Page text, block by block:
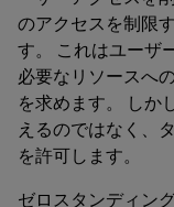
のアクセスを制限
す。 これはユーザ
必要なリソースへ
を求めます。 しか
えるのではなく、
を許可します。
ゼロスタンディン